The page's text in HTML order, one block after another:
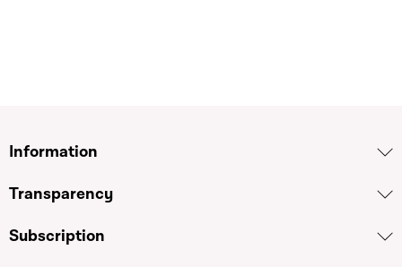
Information
Transparency
Subscription